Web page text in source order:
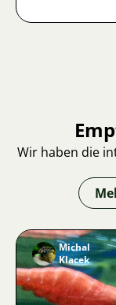
Wir haben die
Michal
Klacek